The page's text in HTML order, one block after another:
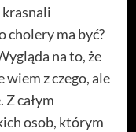
krasnali
cholery ma być?
na to, że
z czego, ale
całym
osob, którym